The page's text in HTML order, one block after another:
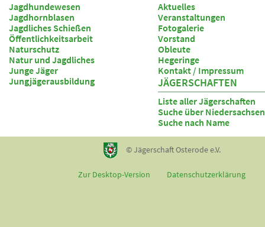
Jagdhundewesen
Jagdhornblasen
Jagdliches Schießen
Öffentlichkeitsarbeit
Naturschutz
Natur und Jagdliches
Junge Jäger
Jungjägerausbildung
Aktuelles
Veranstaltungen
Fotogalerie
Vorstand
Obleute
Hegeringe
Kontakt / Impressum
JÄGERSCHAFTEN
Liste aller Jägerschaften
Suche über
Suche nach Name
© Jägerschaft Osterode e.V.
Zur Desktop-Version Datenschutzerklärung